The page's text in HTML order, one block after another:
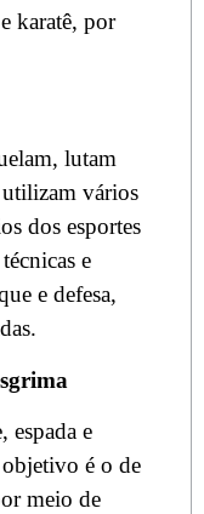
karatê, por
lutam
utilizam vários
dos esportes
e
e defesa,
espada e
é o de
meio de